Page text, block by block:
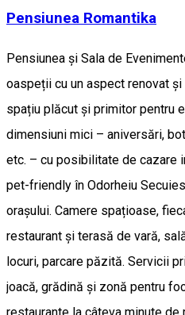
Pensiunea Romantika
Pensiunea și Sala de
oaspeții cu un aspect renovat
spațiu plăcut și primitor pentru
dimensiuni mici – aniversări,
etc. – cu posibilitate de cazare
pet-friendly în Odorheiu
orașului. Camere spațioase,
restaurant și terasă de vară,
locuri, parcare păzită. Servicii
joacă, grădină și zonă pentru